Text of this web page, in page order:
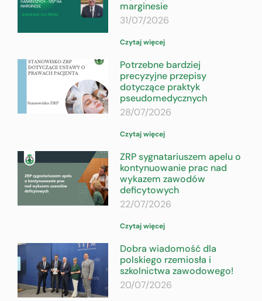
marginesie
31/07/2026
Czytaj więcej
Potrzebne bardziej
precyzyjne przepisy
dotyczące praktyk
pseudomedycznych
28/07/2026
Czytaj więcej
ZRP sygnatariuszem apelu o
kontynuowanie prac nad
wykazem zawodów
deficytowych
22/07/2026
Czytaj więcej
Dobra wiadomość dla
polskiego rzemiosła i
szkolnictwa zawodowego!
20/07/2026